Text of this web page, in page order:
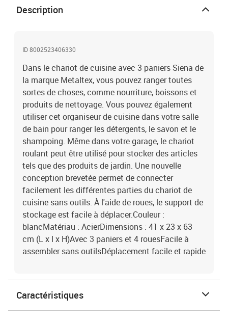
Description
ID 8002523406330
Dans le chariot de cuisine avec 3 paniers Siena de
la marque Metaltex, vous pouvez ranger toutes
sortes de choses, comme nourriture, boissons et
produits de nettoyage. Vous pouvez également
utiliser cet organiseur de cuisine dans votre salle
de bain pour ranger les détergents, le savon et le
shampoing. Même dans votre garage, le chariot
roulant peut être utilisé pour stocker des articles
tels que des produits de jardin. Une nouvelle
conception brevetée permet de connecter
facilement les différentes parties du chariot de
cuisine sans outils. À l'aide de roues, le support de
stockage est facile à déplacer.Couleur :
blancMatériau : AcierDimensions : 41 x 23 x 63
cm (L x l x H)Avec 3 paniers et 4 rouesFacile à
assembler sans outilsDéplacement facile et rapide
Caractéristiques